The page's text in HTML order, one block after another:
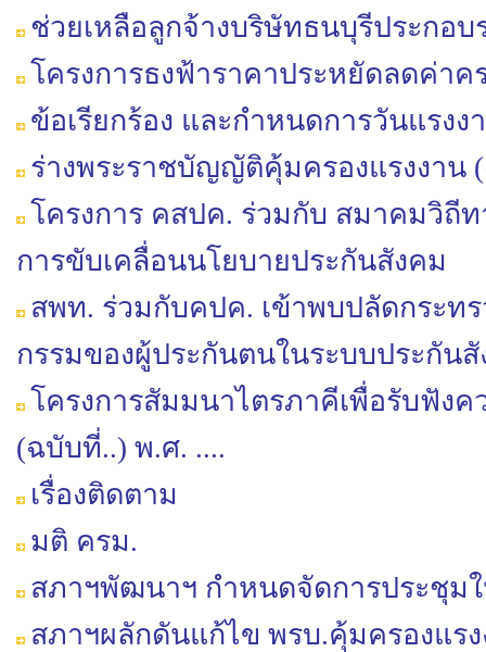
ช่วยเหลือลูกจ้างบริษัทธนบุรีประกอบ
โครงการธงฟ้าราคาประหยัดลดค่า
ข้อเรียกร้อง และกำหนดการวันแรงง
ร่างพระราชบัญญัติคุ้มครองแรงงาน
โครงการ คสปค. ร่วมกับ สมาคมวิถี
การขับเคลื่อนนโยบายประกันสังคม
สพท. ร่วมกับคปค. เข้าพบปลัดกระท
กรรมของผู้ประกันตนในระบบประกัน
โครงการสัมมนาไตรภาคีเพื่อรับฟัง
(ฉบับที่..) พ.ศ. ....
เรื่องติดตาม
มติ ครม.
สภาฯพัฒนาฯ กำหนดจัดการประชุม
สภาฯผลักดันแก้ไข พรบ.คุ้มครองแร